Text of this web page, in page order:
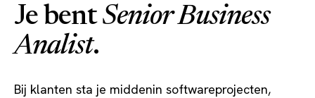
Je bentSenior Business
Analist.
Bij klanten sta je middenin softwareprojecten,